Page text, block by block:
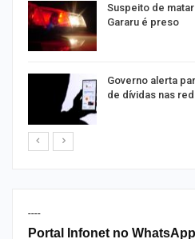
Suspeito de
Gararu é preso
Governo alerta
de dívidas nas
----
Portal Infonet no WhatsApp